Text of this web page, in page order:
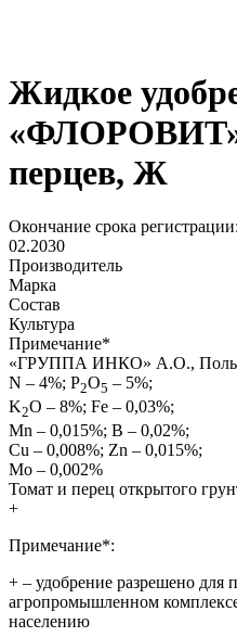
Жидкое
«ФЛОРОВИТ»
перцев, Ж
Окончание срока регистрации:
02.2030
Производитель
Марка
Состав
Культура
Примечание*
«ГРУППА ИНКО» А.О.,
N – 4%; P2O5 – 5%;
K2O – 8%; Fe – 0,03%;
Mn – 0,015%; B – 0,02%;
Cu – 0,008%; Zn – 0,015%;
Mo – 0,002%
Томат и перец открытого
+
Примечание*:
+ – удобрение разрешено для
агропромышленном
населению